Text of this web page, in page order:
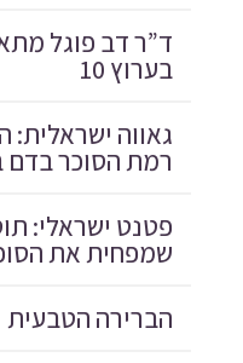
ד”ר דב פוגל
בערוץ 10
גאווה
רמת הסוכר בדם
פטנט ישראלי:
שמפחית את הסוכר
הברירה הטבעית